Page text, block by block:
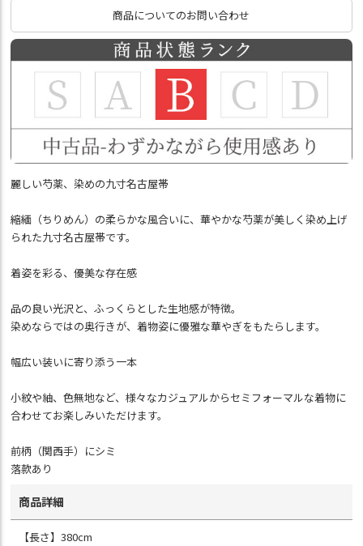
商品についてのお問い合わせ
麗しい芍薬、染めの九寸名古屋帯
縮緬（ちりめん）の柔らかな風合いに、華やかな芍薬が美しく染め上げ
られた九寸名古屋帯です。
着姿を彩る、優美な存在感
品の良い光沢と、ふっくらとした生地感が特徴。
染めならではの奥行きが、着物姿に優雅な華やぎをもたらします。
幅広い装いに寄り添う一本
小紋や紬、色無地など、様々なカジュアルからセミフォーマルな着物に
合わせてお楽しみいただけます。
前柄（関西手）にシミ
落款あり
商品詳細
【長さ】380cm